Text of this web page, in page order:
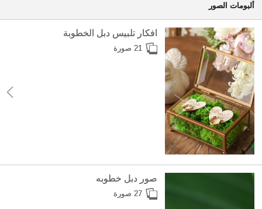
ألبومات الصور
افكار تلبيس دبل الخطوبة
21 صورة
صور دبل خطوبه
27 صورة